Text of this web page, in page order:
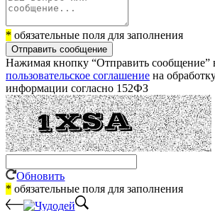
* обязательные поля для заполнения
Отправить сообщение
Нажимая кнопку “Отправить сообщение”
пользовательское соглашение на
информации согласно 152ФЗ
Обновить
* обязательные поля для заполнения